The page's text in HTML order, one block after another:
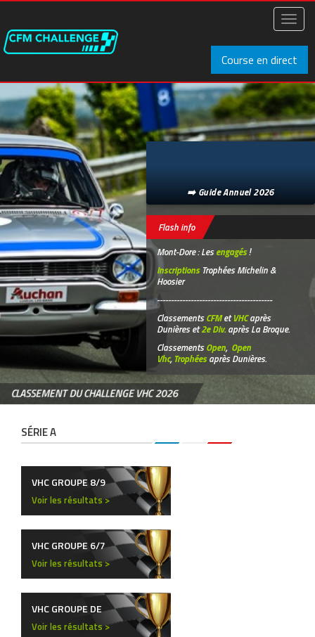
Aller
principal
Course en direct
➡️ Guide Annuel 2026
Flash info
Mont-Dore : Lesengagés!
InscriptionsTrophées Michelin &
Hoosier
-----------------------------------------
ClassementsCFMetVHCaprès
Dunières et2e Div. après La Broque.
ClassementsOpen, Open
Vhc, Trophéesaprès Dunières.
CLASSEMENT DU CHALLENGE VHC 2026
SÉRIE A
VHC GROUPE 8/9
Voir les résultats >
VHC GROUPE 6/7
Voir les résultats >
VHC GROUPE DE
Voir les résultats >